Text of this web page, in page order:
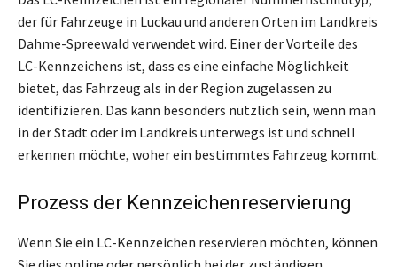
der für Fahrzeuge in Luckau und anderen Orten im Landkreis
Dahme-Spreewald verwendet wird. Einer der Vorteile des
LC-Kennzeichens ist, dass es eine einfache Möglichkeit
bietet, das Fahrzeug als in der Region zugelassen zu
identifizieren. Das kann besonders nützlich sein, wenn man
in der Stadt oder im Landkreis unterwegs ist und schnell
erkennen möchte, woher ein bestimmtes Fahrzeug kommt.
Prozess der Kennzeichenreservierung
Wenn Sie ein LC-Kennzeichen reservieren möchten, können